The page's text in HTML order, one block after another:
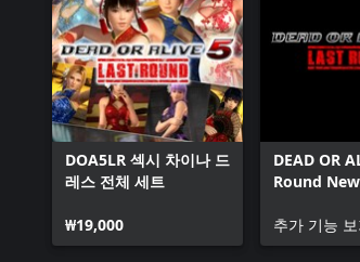
DOA5LR 섹시 차이나 드
레스 전체 세트
₩19,000
DEAD OR
Round
추가 기능 보